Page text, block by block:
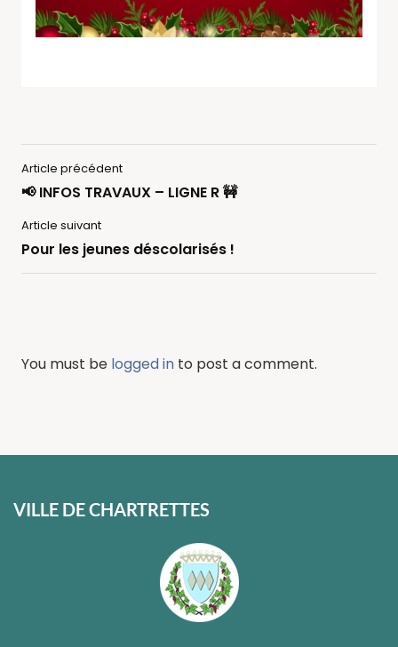
Article précédent
📢 INFOS TRAVAUX – LIGNE R 🚧
Article suivant
Pour les jeunes déscolarisés !
You must be logged in to post a comment.
VILLE DE CHARTRETTES